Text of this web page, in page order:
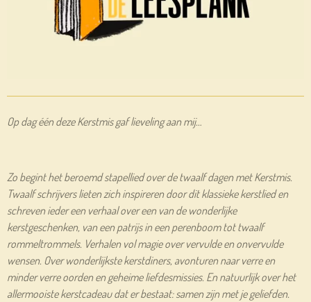
Op dag één deze Kerstmis gaf lieveling aan mij…
Zo begint het beroemd stapellied over de twaalf dagen met Kerstmis.
Twaalf schrijvers lieten zich inspireren door dit klassieke kerstlied en
schreven ieder een verhaal over een van de wonderlijke
kerstgeschenken, van een patrijs in een perenboom tot twaalf
rommeltrommels. Verhalen vol magie over vervulde en onvervulde
wensen. Over wonderlijkste kerstdiners, avonturen naar verre en
minder verre oorden en geheime liefdesmissies. En natuurlijk over het
allermooiste kerstcadeau dat er bestaat: samen zijn met je geliefden.